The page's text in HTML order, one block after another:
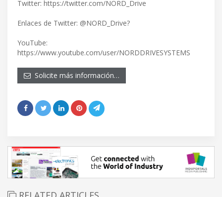
Twitter: https://twitter.com/NORD_Drive
Enlaces de Twitter: @NORD_Drive?
YouTube:
https://www.youtube.com/user/NORDDRIVESYSTEMS
Solicite más información…